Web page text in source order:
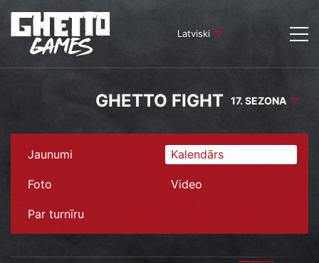
Latviski
GHETTO FIGHT 17. SEZONA
Jaunumi Kalendārs
Foto Video
Par turnīru